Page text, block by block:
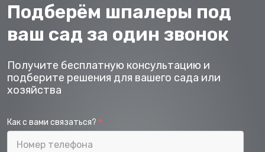
Подберём шпалеры под
ваш сад за один звонок
Получите бесплатную консультацию и
подберите решения для вашего сада или
хозяйства
Как с вами связаться?